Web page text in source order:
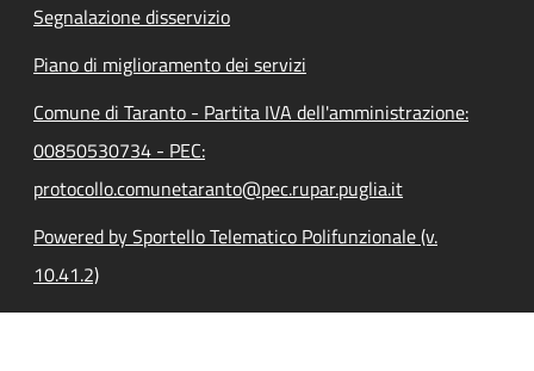
Segnalazione disservizio
Piano di miglioramento dei servizi
Comune di Taranto - Partita IVA dell'amministrazione:
00850530734 - PEC:
protocollo.comunetaranto@pec.rupar.puglia.it
Powered by Sportello Telematico Polifunzionale (v.
10.41.2)